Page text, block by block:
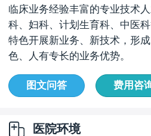
临床业务经验丰富的专业技术
科、妇科、计划生育科、中医
特色开展新业务、新技术，形
色、人有专长的业务优势。
图文问答 费用咨
医院环境